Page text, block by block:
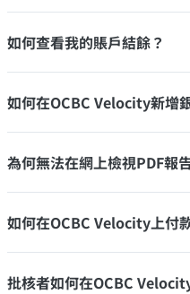
如何查看我的賬戶結餘？
如何在OCBC Velocity新增
為何無法在網上檢視PDF報
如何在OCBC Velocity上付
批核者如何在OCBC